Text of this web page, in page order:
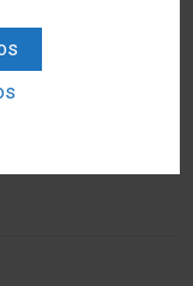
fiel compañero
en Betsson y